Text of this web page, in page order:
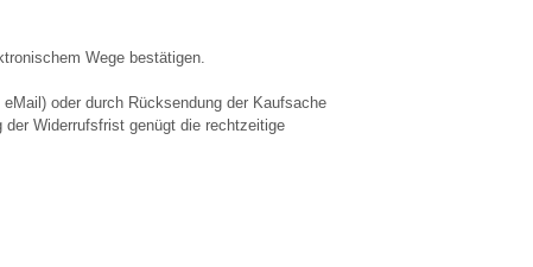
Wege bestätigen.
oder durch Rücksendung der Kaufsache
Widerrufsfrist genügt die rechtzeitige